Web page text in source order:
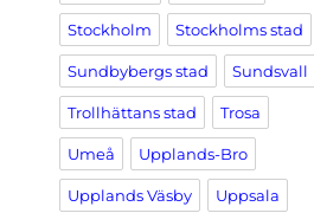
Stockholm Stockholms stad
Sundbybergs stad Sundsvall
Trollhättans stad Trosa
Umeå Upplands-Bro
Upplands Väsby Uppsala